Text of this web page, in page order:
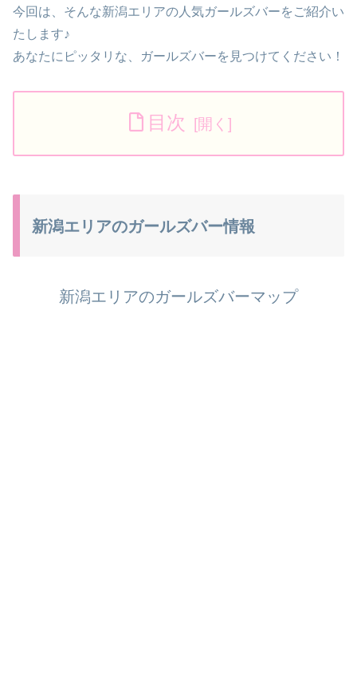
今回は、そんな新潟エリアの人気ガールズバーをご紹介い
たします♪
あなたにピッタリな、ガールズバーを見つけてください！
目次
新潟エリアのガールズバー情報
新潟エリアのガールズバーマップ